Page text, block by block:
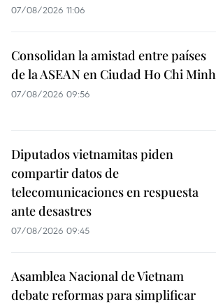
07/08/2026 11:06
Consolidan la amistad entre países
de la ASEAN en Ciudad Ho Chi Minh
07/08/2026 09:56
Diputados vietnamitas piden
compartir datos de
telecomunicaciones en respuesta
ante desastres
07/08/2026 09:45
Asamblea Nacional de Vietnam
debate reformas para simplificar